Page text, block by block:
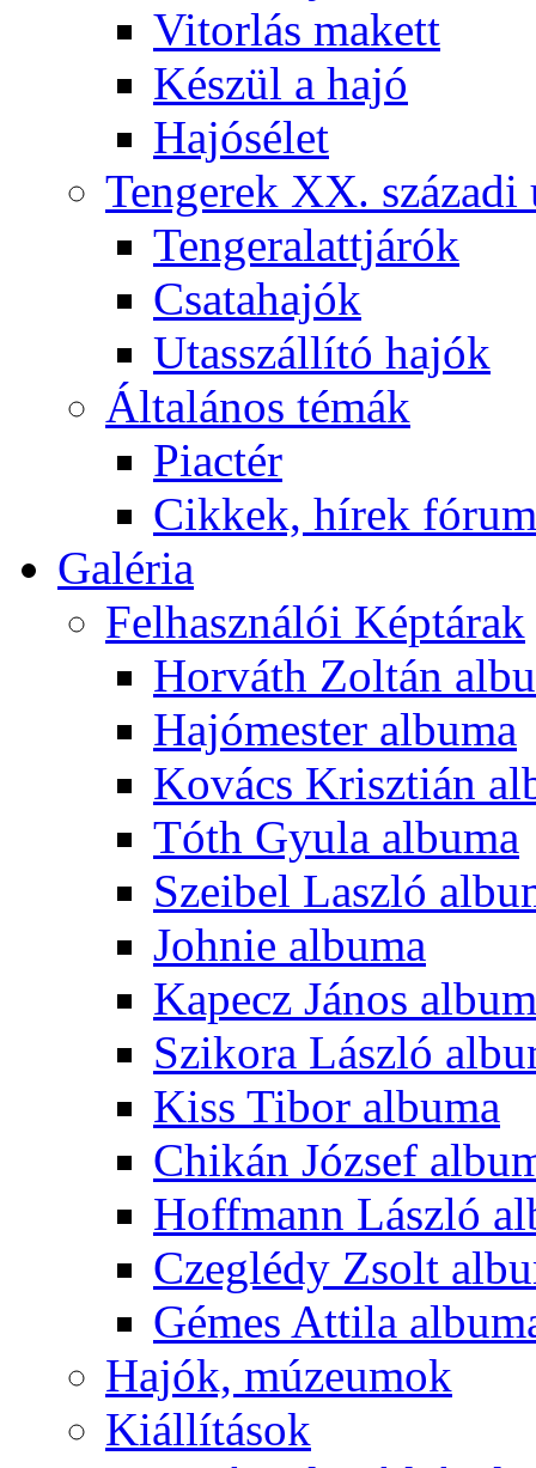
Vitorlás makett
Készül a hajó
Hajósélet
Tengerek XX. századi
Tengeralattjárók
Csatahajók
Utasszállító hajók
Általános témák
Piactér
Cikkek, hírek
Galéria
Felhasználói Képtárak
Horváth Zoltán
Hajómester albuma
Kovács Krisztián
Tóth Gyula albuma
Szeibel Laszló
Johnie albuma
Kapecz János
Szikora László
Kiss Tibor albuma
Chikán József
Hoffmann László
Czeglédy Zsolt
Gémes Attila
Hajók, múzeumok
Kiállítások